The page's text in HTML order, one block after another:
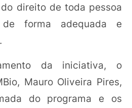
direito de toda pessoa
forma adequada e
da iniciativa, o
Mauro Oliveira Pires,
do programa e os